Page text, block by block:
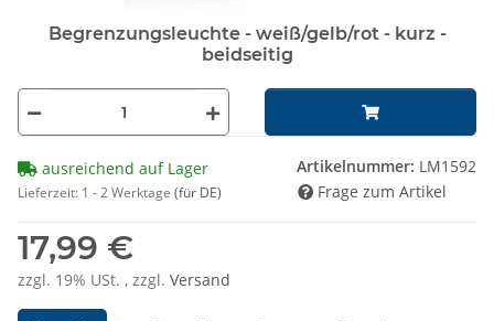
Begrenzungsleuchte - weiß/gelb/rot - kurz -
beidseitig
17,99 €
zzgl. 19% USt. , zzgl. Versand
ausreichend auf Lager
Lieferzeit: 1 - 2 Werktage (für DE)
Artikelnummer: LM1592
Frage zum Artikel